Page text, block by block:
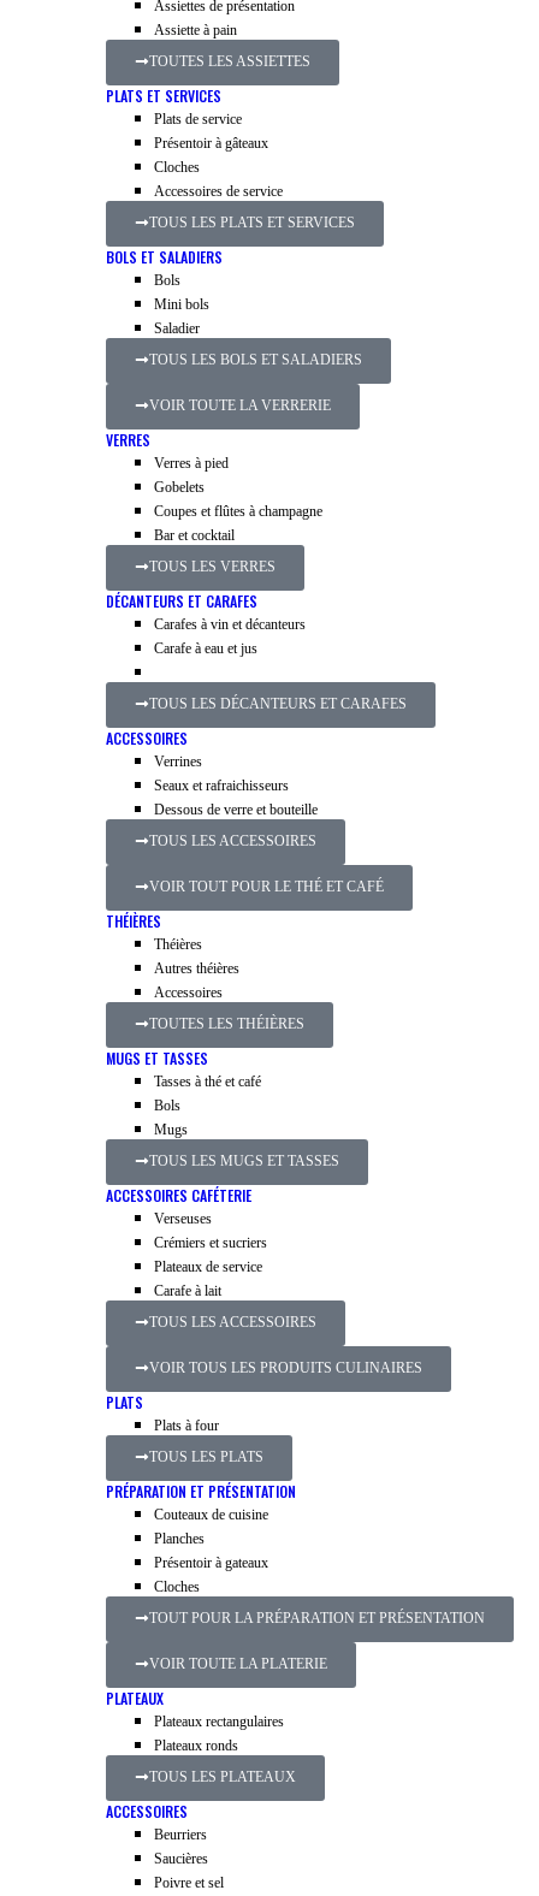
Assiettes de présentation
Assiette à pain
TOUTES LES ASSIETTES
PLATS ET SERVICES
Plats de service
Présentoir à gâteaux
Cloches
Accessoires de service
TOUS LES PLATS ET SERVICES
BOLS ET SALADIERS
Bols
Mini bols
Saladier
TOUS LES BOLS ET SALADIERS
VOIR TOUTE LA VERRERIE
VERRES
Verres à pied
Gobelets
Coupes et flûtes à champagne
Bar et cocktail
TOUS LES VERRES
DÉCANTEURS ET CARAFES
Carafes à vin et décanteurs
Carafe à eau et jus
TOUS LES DÉCANTEURS ET CARAFES
ACCESSOIRES
Verrines
Seaux et rafraichisseurs
Dessous de verre et bouteille
TOUS LES ACCESSOIRES
VOIR TOUT POUR LE THÉ ET CAFÉ
THÉIÈRES
Théières
Autres théières
Accessoires
TOUTES LES THÉIÈRES
MUGS ET TASSES
Tasses à thé et café
Bols
Mugs
TOUS LES MUGS ET TASSES
ACCESSOIRES CAFÉTERIE
Verseuses
Crémiers et sucriers
Plateaux de service
Carafe à lait
TOUS LES ACCESSOIRES
VOIR TOUS LES PRODUITS CULINAIRES
PLATS
Plats à four
TOUS LES PLATS
PRÉPARATION ET PRÉSENTATION
Couteaux de cuisine
Planches
Présentoir à gateaux
Cloches
TOUT POUR LA PRÉPARATION ET PRÉSENTATION
VOIR TOUTE LA PLATERIE
PLATEAUX
Plateaux rectangulaires
Plateaux ronds
TOUS LES PLATEAUX
ACCESSOIRES
Beurriers
Saucières
Poivre et sel